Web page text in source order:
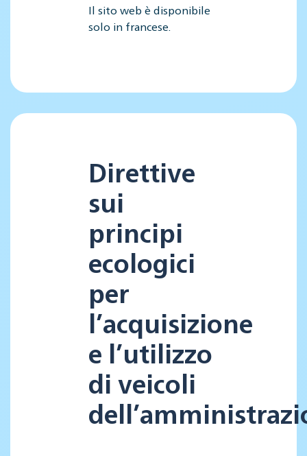
Il sito web è disponibile
solo in francese.
Direttive
sui
principi
ecologici
per
l’acquisizione
e l’utilizzo
di veicoli